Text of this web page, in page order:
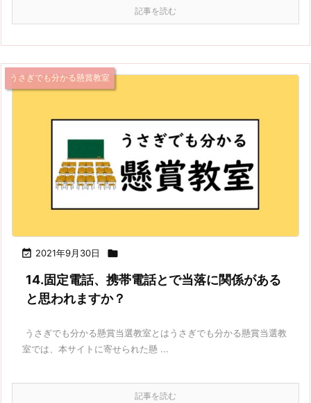
記事を読む
 2021年9月30日 
うさぎでも分かる懸賞教室
14.固定電話、携帯電話とで当落に関係がある
と思われますか？
うさぎでも分かる懸賞当選教室とはうさぎでも分かる懸賞当選教
室では、本サイトに寄せられた懸 ...
記事を読む